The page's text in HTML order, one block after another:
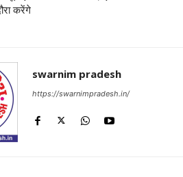
करेंगे
swarnim pradesh
https://swarnimpradesh.in/